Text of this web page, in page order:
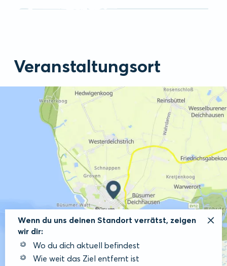
Veranstaltungsort
Wenn du uns deinen Standort verrätst, zeigen
wir dir:
Wo du dich aktuell befindest
Wie weit das Ziel entfernt ist